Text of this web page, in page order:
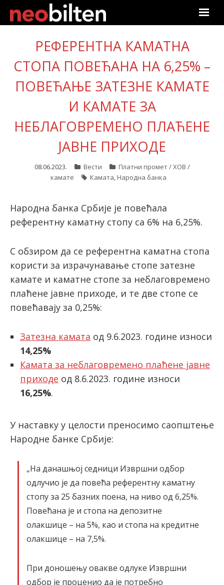
Почетна
Претрага
Актуелно
Пријава
latinica
РЕФЕРЕНТНА КАМАТНА
СТОПА ПОВЕЋАНА НА 6,25% –
ПОВЕЋАЊЕ ЗАТЕЗНЕ КАМАТЕ
И КАМАТЕ ЗА
НЕБЛАГОВРЕМЕНО ПЛАЋЕНЕ
ЈАВНЕ ПРИХОДЕ
08.06.2023. Вести
Платни промет / ХОВ /
камате
Камата, Народна банка
Народна банка Србије је повећала
референтну каматну стопу са 6% на 6,25%.
С обзиром да се референтна каматна стопа
користи за израчунавање стопе затезне
камате и каматне стопе за неблаговремено
плаћене јавне приходе, и те две стопе се
повећавају за 0,25%:
Затезна камата од 9.6.2023. године износи
14,25%
Камата за неблаговремено плаћене јавне
приходе од 8.6.2023. године износи
16,25%.
У наставку у целости преносимо саопштење
Народне банке Србије:
„На данашњој седници Извршни одбор
одлучио је да повећа референтну каматну
стопу за 25 базних поена, на ниво од 6,25%.
Повећана је и стопа на депозитне
олакшице – на 5%, као и стопа на кредитне
олакшице – на 7,5%.
При доношењу овакве одлуке Извршни
одбор је проценио да је потребно